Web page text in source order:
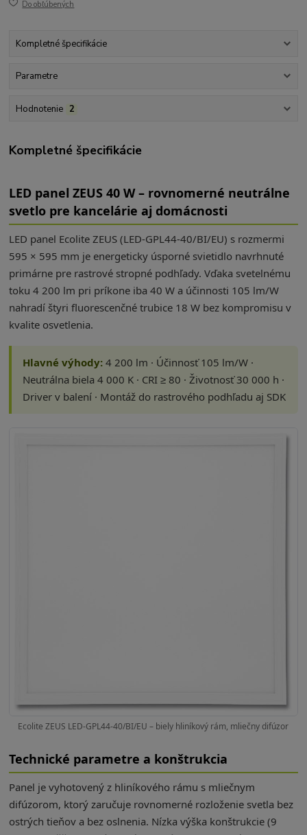
Do obľúbených
Kompletné špecifikácie
Parametre
Hodnotenie 2
Kompletné špecifikácie
LED panel ZEUS 40 W – rovnomerné neutrálne
svetlo pre kancelárie aj domácnosti
LED panel Ecolite ZEUS (LED-GPL44-40/BI/EU) s rozmermi
595 × 595 mm je energeticky úsporné svietidlo navrhnuté
primárne pre rastrové stropné podhľady. Vďaka svetelnému
toku 4 200 lm pri príkone iba 40 W a účinnosti 105 lm/W
nahradí štyri fluorescenčné trubice 18 W bez kompromisu v
kvalite osvetlenia.
Hlavné výhody: 4 200 lm · Účinnosť 105 lm/W ·
Neutrálna biela 4 000 K · CRI ≥ 80 · Životnosť 30 000 h ·
Driver v balení · Montáž do rastrového podhľadu aj SDK
Ecolite ZEUS LED-GPL44-40/BI/EU – biely hliníkový rám, mliečny difúzor
Technické parametre a konštrukcia
Panel je vyhotovený z hliníkového rámu s mliečnym
difúzorom, ktorý zaručuje rovnomerné rozloženie svetla bez
ostrých tieňov a bez oslnenia. Nízka výška konštrukcie (9